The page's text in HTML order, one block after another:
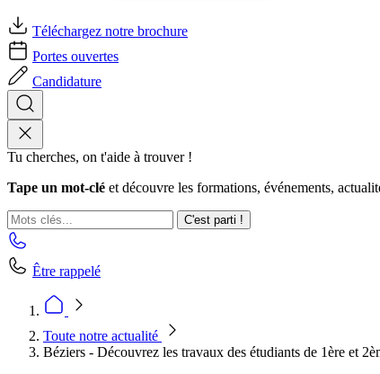
Téléchargez notre brochure
Portes ouvertes
Candidature
Tu cherches, on t'aide à trouver !
Tape un mot-clé et découvre les formations, événements,
C'est parti !
Être rappelé
Toute notre actualité
Béziers - Découvrez les travaux des étudiants de 1ère et